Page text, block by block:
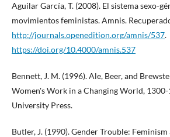
Aguilar García, T. (2008). El sistema sexo-
movimientos feministas. Amnis.
http://journals.openedition.org/amnis/537.
https://doi.org/10.4000/amnis.537
Bennett, J. M. (1996). Ale, Beer, and
Women's Work in a Changing World,
University Press.
Butler, J. (1990). Gender Trouble: